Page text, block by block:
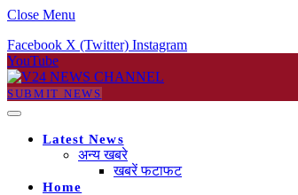
Close Menu
Facebook X (Twitter) Instagram
YouTube
SUBMIT NEWS
Latest News
अन्य खबरे
खबरें फटाफट
Home